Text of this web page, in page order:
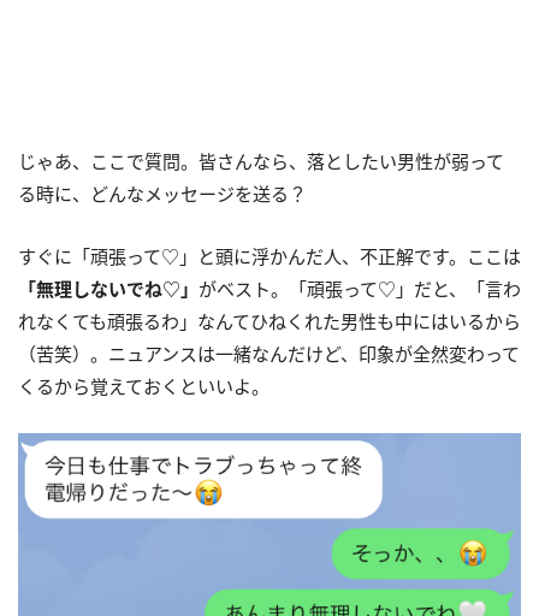
じゃあ、ここで質問。皆さんなら、落としたい男性が弱って
る時に、どんなメッセージを送る？
すぐに「頑張って♡」と頭に浮かんだ人、不正解です。ここは
「無理しないでね♡」 がベスト。「頑張って♡」だと、「言わ
れなくても頑張るわ」なんてひねくれた男性も中にはいるから
（苦笑）。ニュアンスは一緒なんだけど、印象が全然変わって
くるから覚えておくといいよ。